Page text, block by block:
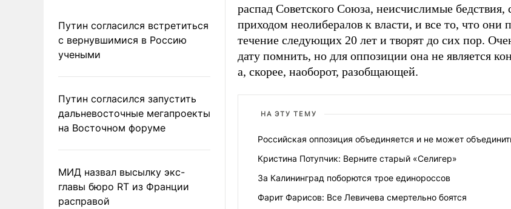
Путин согласился встретиться
с вернувшимися в Россию
учеными
Путин согласился запустить
дальневосточные мегапроекты
на Восточном форуме
МИД назвал высылку экс-
главы бюро RT из Франции
расправой
распад Советского Союза, неисчислимые бедствия,
приходом неолибералов к власти, и все то, что они
течение следующих 20 лет и творят до сих пор.
дату помнить, но для оппозиции она не является
а, скорее, наоборот, разобщающей.
НА ЭТУ ТЕМУ
Российская оппозиция объединяется и не может
Кристина Потупчик: Верните старый «Селигер»
За Калининград поборются трое единороссов
Фарит Фарисов: Все Левичева смертельно боятся